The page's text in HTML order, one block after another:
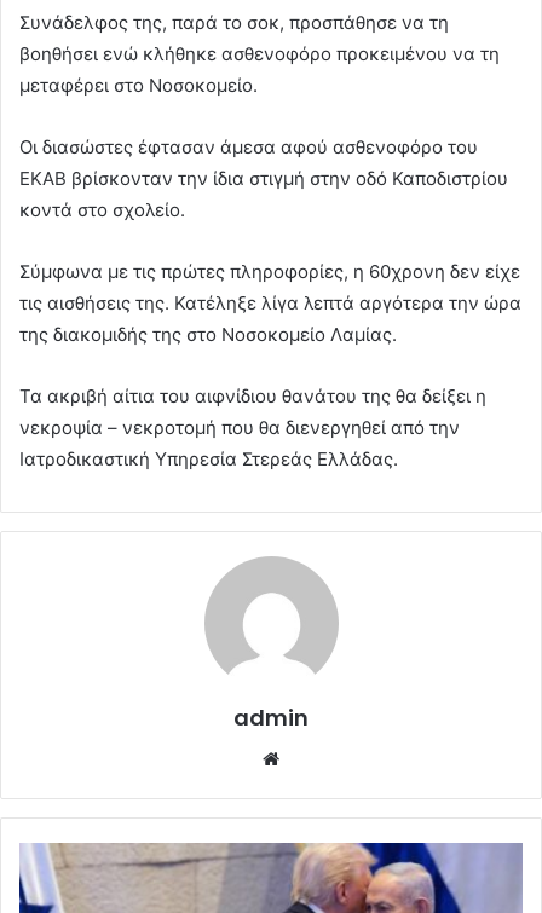
Συνάδελφος της, παρά το σοκ, προσπάθησε να τη
βοηθήσει ενώ κλήθηκε ασθενοφόρο προκειμένου να τη
μεταφέρει στο Νοσοκομείο.
Οι διασώστες έφτασαν άμεσα αφού ασθενοφόρο του
ΕΚΑΒ βρίσκονταν την ίδια στιγμή στην οδό Καποδιστρίου
κοντά στο σχολείο.
Σύμφωνα με τις πρώτες πληροφορίες, η 60χρονη δεν είχε
τις αισθήσεις της. Κατέληξε λίγα λεπτά αργότερα την ώρα
της διακομιδής της στο Νοσοκομείο Λαμίας.
Τα ακριβή αίτια του αιφνίδιου θανάτου της θα δείξει η
νεκροψία – νεκροτομή που θα διενεργηθεί από την
Ιατροδικαστική Υπηρεσία Στερεάς Ελλάδας.
admin